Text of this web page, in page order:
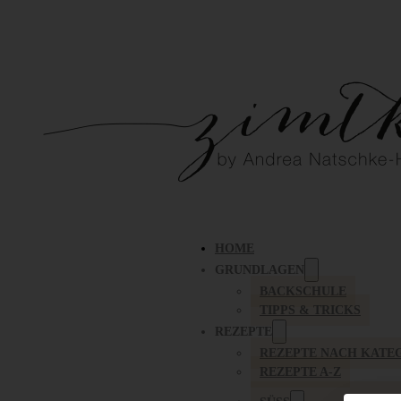
HOME
GRUNDLAGEN
BACKSCHULE
TIPPS & TRICKS
REZEPTE
REZEPTE NACH
REZEPTE A-Z